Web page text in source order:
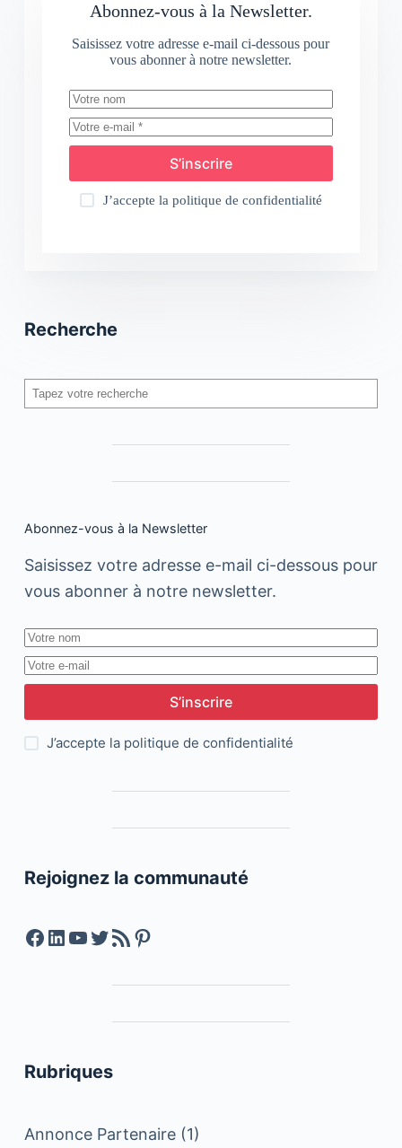
Abonnez-vous à la Newsletter.
Saisissez votre adresse e-mail ci-dessous pour
vous abonner à notre newsletter.
S’inscrire
J’accepte la politique de confidentialité
Recherche
Rechercher
Abonnez-vous à la Newsletter
Saisissez votre adresse e-mail ci-dessous pour
vous abonner à notre newsletter.
S’inscrire
J’accepte la politique de confidentialité
Rejoignez la communauté
Facebook
LinkedIn
YouTube
Twitter
Feed RSSPinterest
Rubriques
Annonce Partenaire(1)